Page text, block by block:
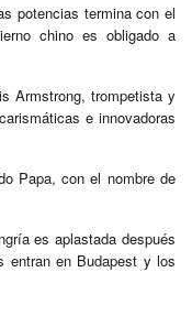
potencias termina con el
chino es obligado a
Armstrong, trompetista y
e innovadoras
Papa, con el nombre de
es aplastada después
entran en Budapest y los